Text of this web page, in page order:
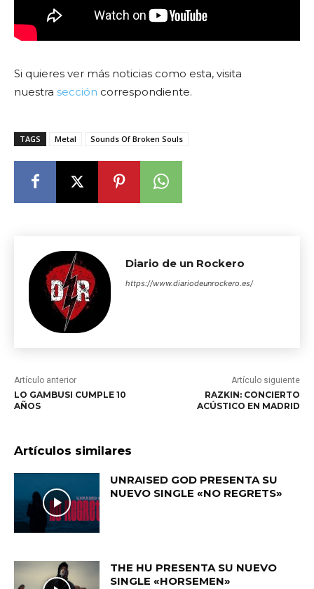
Si quieres ver más noticias como esta, visita
nuestra sección correspondiente.
TAGS Metal Sounds Of Broken Souls
Diario de un Rockero
https://www.diariodeunrockero.es/
Artículo anterior
LO GAMBUSI CUMPLE 10
AÑOS
Artículo siguiente
RAZKIN: CONCIERTO
ACÚSTICO EN MADRID
Artículos similares
UNRAISED GOD PRESENTA SU
NUEVO SINGLE «NO REGRETS»
THE HU PRESENTA SU NUEVO
SINGLE «HORSEMEN»